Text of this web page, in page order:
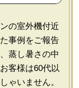
の室外機付近
事例をご報告
蒸し暑さの中
客様は60代以
ゃいません。